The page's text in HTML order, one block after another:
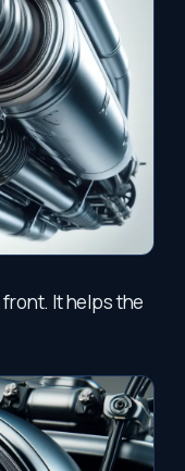
It helps the